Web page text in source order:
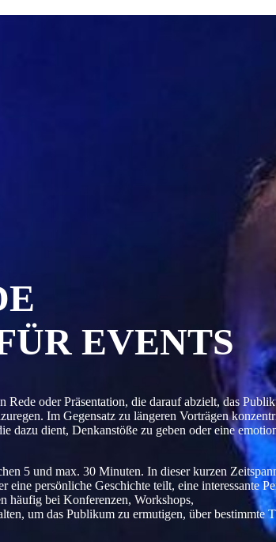
EVENTS
oder Präsentation, die darauf abzielt, das
Im Gegensatz zu längeren Vorträgen
dazu dient, Denkanstöße zu geben oder eine
5 und max. 30 Minuten. In dieser kurzen
persönliche Geschichte teilt, eine interessante
häufig bei Konferenzen, Workshops,
um das Publikum zu ermutigen, über bestimmte